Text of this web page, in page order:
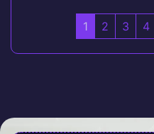
1 2 3 4